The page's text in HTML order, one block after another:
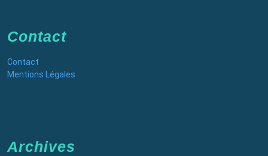
Contact
Contact
Mentions Légales
Archives